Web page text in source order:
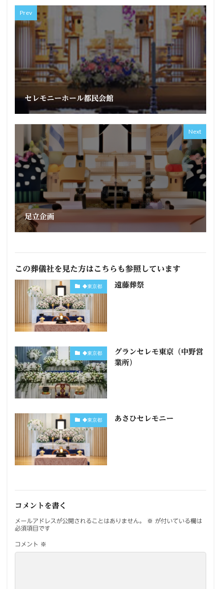
Prev
セレモニーホール都民会館
Next
足立企画
この葬儀社を見た方はこちらも参照しています
◆東京都 遠藤葬祭
◆東京都
グランセレモ東京（中野営
業所）
◆東京都 あさひセレモニー
コメントを書く
メールアドレスが公開されることはありません。 ※ が付いている欄は
必須項目です
コメント ※